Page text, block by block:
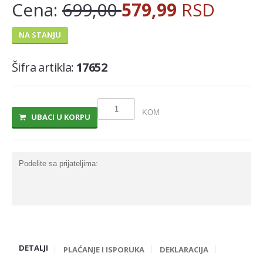
MLECNI PROIZVODI
TRAJNO I COKOLADNO MLEKO
SIR I SIRNI NAMAZI
PROIZVODI OD BILJ.MASTI I ULJA
VOCNI JOGURTI I PUDINZI
SVEZE MESO - RIBA
Cena: 699,00579,99 RSD
NA STANJU
Šifra artikla: 17652
KOM
UBACI U KORPU
Podelite sa prijateljima:
DETALJI PLAĆANJE I ISPORUKA DEKLARACIJA